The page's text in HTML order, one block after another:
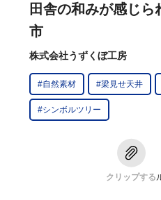
田舎の和みが感じら
市
株式会社うずくぼ工房
#自然素材 #梁見せ天井
#シンボルツリー
クリップする